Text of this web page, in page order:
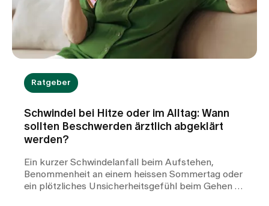
Ratgeber
Schwindel bei Hitze oder im Alltag: Wann
sollten Beschwerden ärztlich abgeklärt
werden?
Ein kurzer Schwindelanfall beim Aufstehen,
Benommenheit an einem heissen Sommertag oder
ein plötzliches Unsicherheitsgefühl beim Gehen –